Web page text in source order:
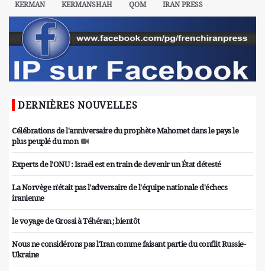
KERMAN
KERMANSHAH QOM IRAN PRESS
DERNIÈRES NOUVELLES
Célébrations de l'anniversaire du prophète Mahomet dans le pays le
plus peuplé du mon
Experts de l'ONU : Israël est en train de devenir un État détesté
La Norvège n'était pas l'adversaire de l'équipe nationale d'échecs
iranienne
le voyage de Grossi à Téhéran ; bientôt
Nous ne considérons pas l'Iran comme faisant partie du conflit Russie-
Ukraine